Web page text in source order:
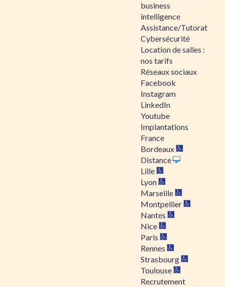
business
intelligence
Assistance/Tutorat
Cybersécurité
Location de salles :
nos tarifs
Réseaux sociaux
Facebook
Instagram
LinkedIn
Youtube
Implantations
France
Bordeaux
Distance
Lille
Lyon
Marseille
Montpellier
Nantes
Nice
Paris
Rennes
Strasbourg
Toulouse
Recrutement